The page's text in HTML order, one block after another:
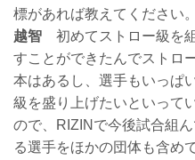
標があれば教えてください。
越智 初めてストロー級を
すことができたんでストロ
本はあるし、選手もいっぱ
級を盛り上げたいといって
ので、RIZINで今後試合組
る選手をほかの団体も含め